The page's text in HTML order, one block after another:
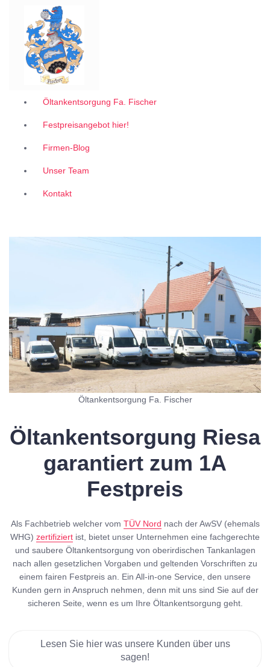
Garantiert zum 1A Festpreis
Öltankentsorgung Fa. Fischer
Festpreisangebot hier!
Firmen-Blog
Unser Team
Kontakt
Öltankentsorgung Fa. Fischer
Öltankentsorgung Riesa
garantiert zum 1A
Festpreis
Als Fachbetrieb welcher vom TÜV Nord nach der AwSV (ehemals
WHG) zertifiziert ist, bietet unser Unternehmen eine fachgerechte
und saubere Öltankentsorgung von oberirdischen Tankanlagen
nach allen gesetzlichen Vorgaben und geltenden Vorschriften zu
einem fairen Festpreis an. Ein All-in-one Service, den unsere
Kunden gern in Anspruch nehmen, denn mit uns sind Sie auf der
sicheren Seite, wenn es um Ihre Öltankentsorgung geht.
Lesen Sie hier was unsere Kunden über uns
sagen!